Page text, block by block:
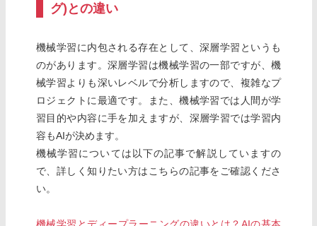
グ)との違い
機械学習に内包される存在として、深層学習というも
のがあります。深層学習は機械学習の一部ですが、機
械学習よりも深いレベルで分析しますので、複雑なプ
ロジェクトに最適です。また、機械学習では人間が学
習目的や内容に手を加えますが、深層学習では学習内
容もAIが決めます。
機械学習については以下の記事で解説していますの
で、詳しく知りたい方はこちらの記事をご確認くださ
い。